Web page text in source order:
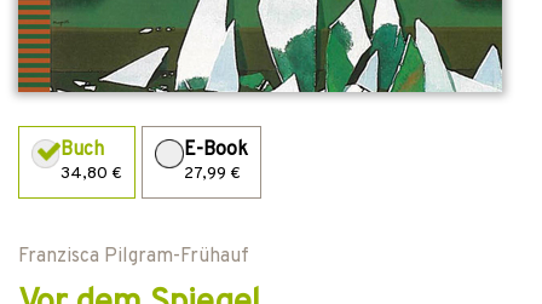
Buch
34,80 €
E-Book
27,99 €
Franzisca Pilgram-Frühauf